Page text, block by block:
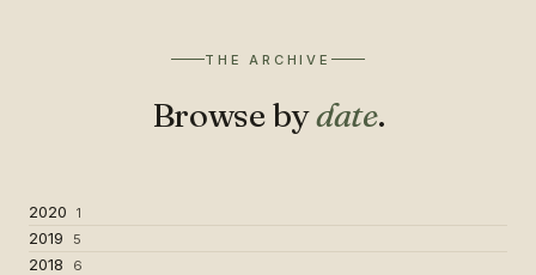
THE ARCHIVE
Browse bydate.
2020 1
2019 5
2018 6